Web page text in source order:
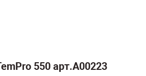
550 арт.А00223